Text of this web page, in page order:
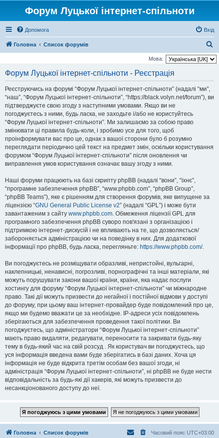
Форум Луцької інтернет-спільноти
Допомога Вхід
Головна Список форумів
о
Мова:
Форум Луцької інтернет-спільноти - Реєстрація
Реєструючись на форумі “Форум Луцької інтернет-спільноти” (надалі “ми”,
“наш”, “Форум Луцької інтернет-спільноти”, “https://black.volyn.net/forum”), ви
підтверджуєте свою згоду з наступними умовами. Якщо ви не
погоджуєтесь з ними, будь ласка, не заходьте і/або не користуйтесь
“Форум Луцької інтернет-спільноти”. Ми залишаємо за собою право
змінювати ці правила будь-коли, і зробимо усе для того, щоб
проінформувати вас про це, однак з вашої сторони було б розумно
переглядати періодично цей текст на предмет змін, оскільки користування
форумом “Форум Луцької інтернет-спільноти” після оновлення чи
виправлення умов користування означає вашу згоду з ними.
Наші форуми працюють на базі скрипту phpBB (надалі “вони”, “їхнє”,
“програмне забезпечення phpBB”, “www.phpbb.com”, “phpBB Group”,
“phpBB Teams”), яке є рішенням для створення форумів, яке випущене за
ліцензією “GNU General Public License v2” (надалі “GPL”) і може бути
завантаженим з сайту www.phpbb.com. Обмеження ліцензії GPL для
програмного забезпечення phpBB суворо пов'язані з організацією і
підтримкою інтернет-дискусій і не впливають на те, що дозволяється/
забороняється адміністрацією чи на поведінку в них. Для додаткової
інформації про phpBB, будь ласка, перегляньте: https://www.phpbb.com/.
Ви погоджуєтесь не розміщувати образливі, непристойні, вульгарні,
наклепницькі, ненависні, погрозливі, порнографічні та інші матеріали, які
можуть порушувати закони вашої країни, країни, яка надає послуги
хостингу для форуму “Форум Луцької інтернет-спільноти” чи міжнародне
право. Такі дії можуть призвести до негайної і постійної відмови у доступі
до форуму, при цьому ваш інтернет-провайдер буде повідомлений про це,
якщо ми будемо вважати це за необхідне. IP-адреси усіх повідомлень
зберігаються для забезпечення проведення такої політики. Ви
погоджуєтесь, що адміністратори “Форум Луцької інтернет-спільноти”
мають право видаляти, редагувати, переносити та закривати будь-яку
тему в будь-який час на свій розсуд . Як користувач ви погоджуєтесь, що
уся інформація введена вами буде зберігатись в базі даних. Хоча ця
інформація не буде відкрита третім особам без вашої згоди, ні
адміністрація “Форум Луцької інтернет-спільноти”, ні phpBB не буде нести
відповідальність за будь-які дії хакерів, які можуть призвести до
несанкціонованого доступу до неї.
Головна Список форумів Часовий пояс UTC+03:00